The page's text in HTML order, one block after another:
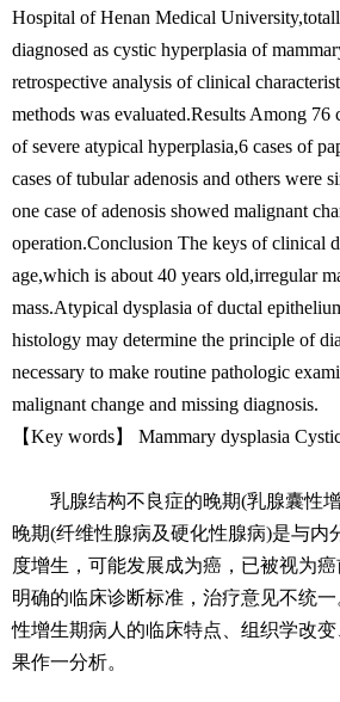
Hospital of Henan Medical
diagnosed as cystic hyperplasia of
retrospective analysis of clinical
methods was evaluated.Results Among 76
of severe atypical hyperplasia,6 cases of
cases of tubular adenosis and others were
one case of adenosis showed malignant
operation.Conclusion The keys of clinical
age,which is about 40 years old,irregular
mass.Atypical dysplasia of ductal
histology may determine the principle of
necessary to make routine pathologic
malignant change and missing diagnosis.
【Key words】 Mammary dysplasia
乳腺结构不良症的晚期(乳腺囊性增
晚期(纤维性腺病及硬化性腺病)是与内
度增生，可能发展成为癌，已被视为
明确的临床诊断标准，治疗意见不统
性增生期病人的临床特点、组织学改
果作一分析。